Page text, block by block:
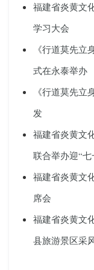
福建省炎黄文
学习大会
《行道莫先
式在永泰举办
《行道莫先
发
福建省炎黄文
联合举办迎“
福建省炎黄文
席会
福建省炎黄文
县旅游景区采